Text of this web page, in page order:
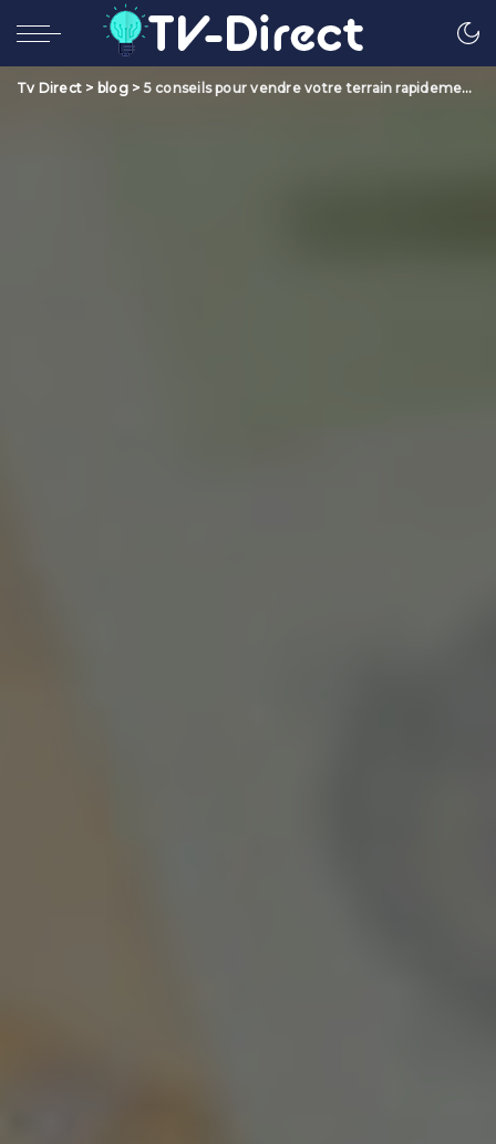
Tv Direct > blog> 5 conseils pour vendre votre terrain rapidement et efficacement